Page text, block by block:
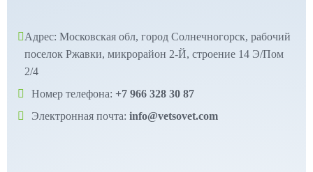
Адрес: Московская обл, город Солнечногорск, рабочий
поселок Ржавки, микрорайон 2-Й, строение 14 Э/Пом
2/4
Номер телефона: +7 966 328 30 87
Электронная почта: info@vetsovet.com